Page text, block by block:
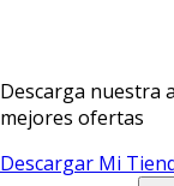
Descarga nuestra
mejores ofertas
Descargar Mi